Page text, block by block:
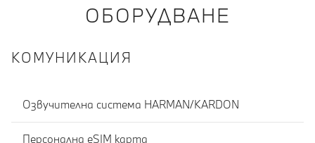
ОБОРУДВАНЕ
КОМУНИКАЦИЯ
Озвучителна система HARMAN/KARDON
Персонална eSIM карта